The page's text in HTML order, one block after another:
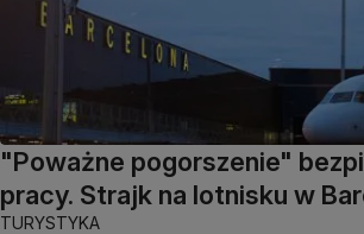
"Poważne pogorszenie"
pracy. Strajk na lotnisku w
TURYSTYKA